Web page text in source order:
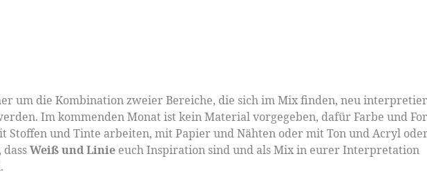
um die Kombination zweier Bereiche, die sich im Mix finden, neu
Im kommenden Monat ist kein Material vorgegeben, dafür Farbe und
Stoffen und Tinte arbeiten, mit Papier und Nähten oder mit Ton und Acryl oder
Weiß und Linie euch Inspiration sind und als Mix in eurer Interpretation